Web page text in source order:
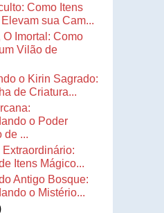
Como Itens
sua Cam...
O Imortal: Como
Vilão de
o Kirin Sagrado:
de Criatura...
o Poder
de ...
Extraordinário:
Itens Mágico...
Antigo Bosque:
o Mistério...